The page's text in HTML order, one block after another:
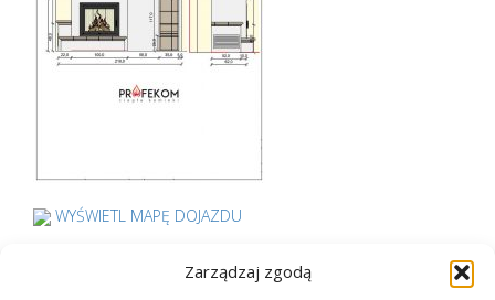
Zarządzaj zgodą
WYŚWIETL MAPĘ DOJAZDU
Poznaj naszych partnerów